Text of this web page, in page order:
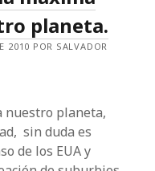
planeta.
2010 POR SALVADOR
nuestro planeta,
sin duda es
de los EUA y